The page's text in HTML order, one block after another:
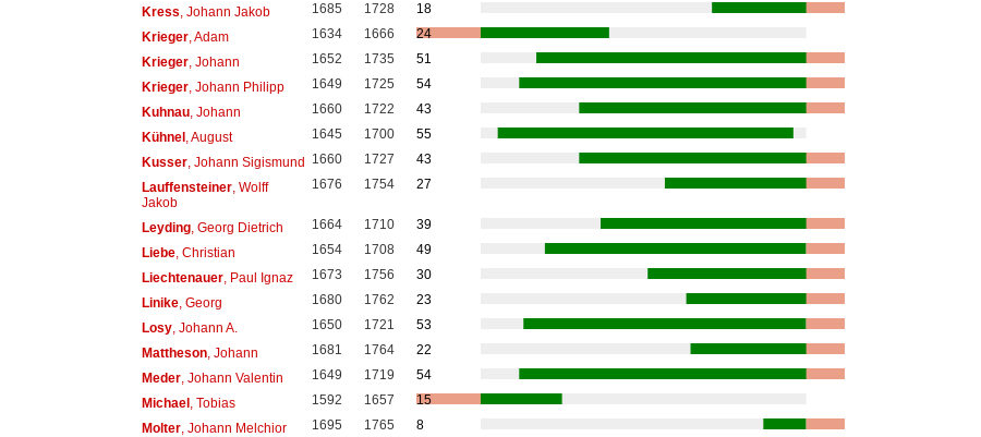
Kress , Johann Jakob 1685 1728
18
Krieger, Adam 1634 1666
24
Krieger, Johann 1652 1735
51
Krieger, Johann Philipp 1649 1725
54
Kuhnau, Johann 1660 1722
43
Kühnel, August 1645 1700
55
Kusser, Johann Sigismund 1660 1727
43
Lauffensteiner, Wolff
Jakob
1676 1754 27
Leyding, Georg Dietrich 1664 1710
39
Liebe, Christian 1654 1708
49
Liechtenauer, Paul Ignaz 1673 1756
30
Linike, Georg 1680 1762
23
Losy, Johann A. 1650 1721
53
Mattheson, Johann 1681 1764
22
Meder, Johann Valentin 1649 1719
54
Michael, Tobias 1592 1657
15
Molter, Johann Melchior 1695 1765
8